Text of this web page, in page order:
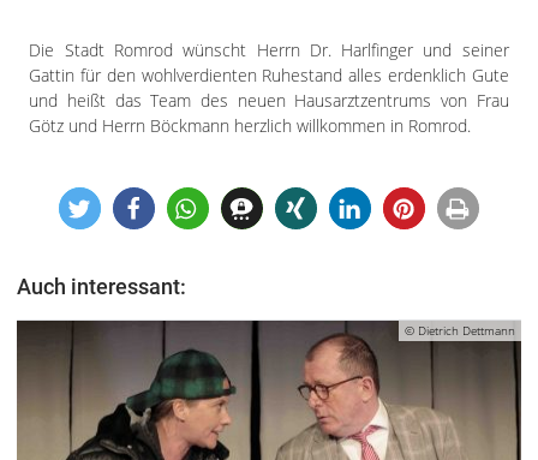
Die Stadt Romrod wünscht Herrn Dr. Harlfinger und seiner
Gattin für den wohlverdienten Ruhestand alles erdenklich Gute
und heißt das Team des neuen Hausarztzentrums von Frau
Götz und Herrn Böckmann herzlich willkommen in Romrod.
Auch interessant:
© Dietrich Dettmann